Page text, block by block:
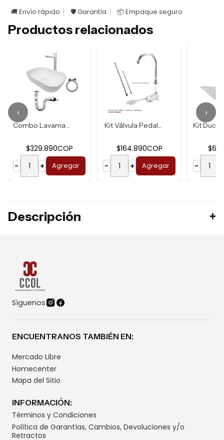
🚚 Envío rápido 🛡️ Garantía 📦 Empaque seguro
Productos relacionados
Combo Lavamanos B...
$329.890COP
−
+ Agregar
Kit Válvula Pedal...
$164.890COP
−
+ Agregar
−
‹ ›
Descripción
Síguenos
ENCUENTRANOS TAMBIÉN EN:
Mercado Libre
Homecenter
Mapa del Sitio
INFORMACIÓN:
Términos y Condiciones
Política de Garantías, Cambios, Devoluciones y/o
Retractos